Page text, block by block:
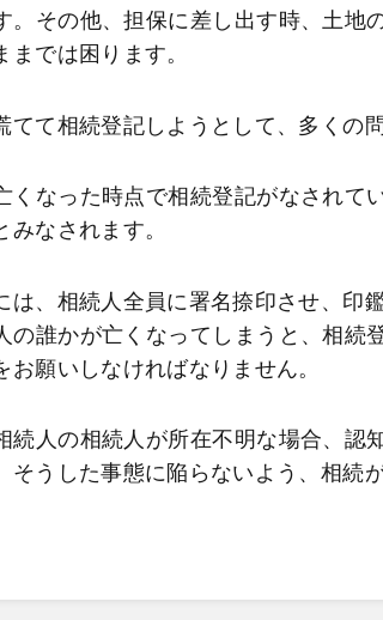
。その他、担保に差し出す時、土地
までは困ります。
てて相続登記しようとして、多くの
くなった時点で相続登記がなされて
みなされます。
は、相続人全員に署名捺印させ、印
の誰かが亡くなってしまうと、相続
お願いしなければなりません。
続人の相続人が所在不明な場合、認
そうした事態に陥らないよう、相続